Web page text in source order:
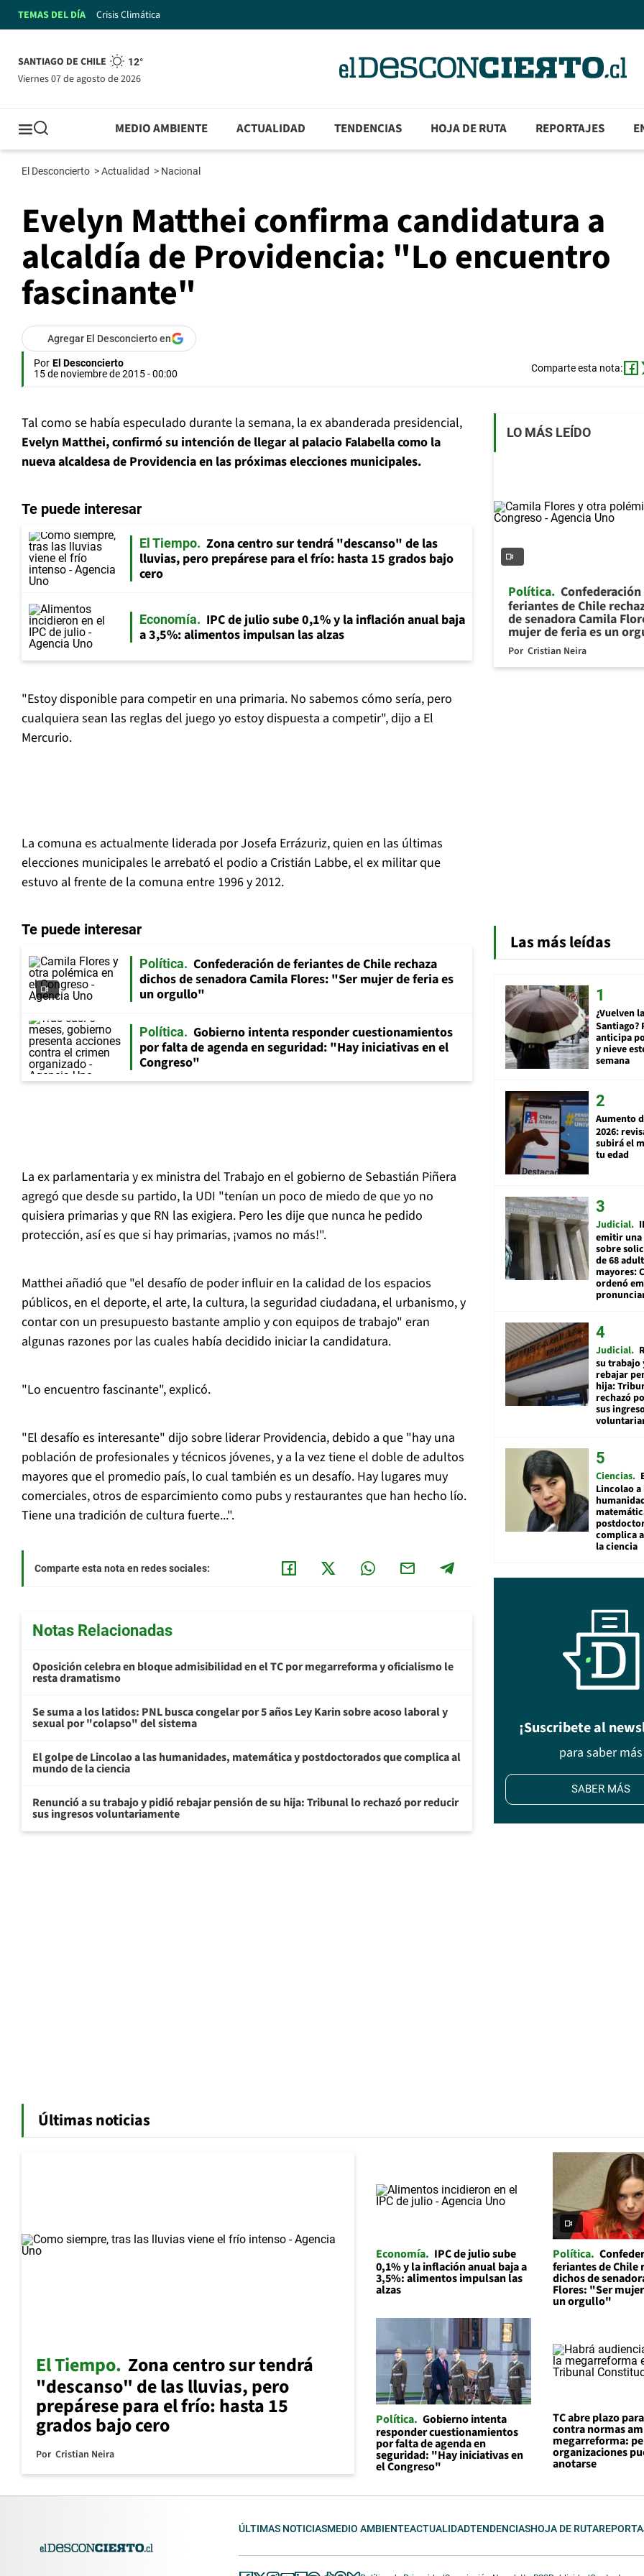
TEMAS DEL DÍA Crisis Climática
SANTIAGO DE CHILE 12°
viernes 07 de agosto de 2026
MEDIO AMBIENTE ACTUALIDAD TENDENCIAS HOJA DE RUTA REPORTAJES
El Desconcierto >Actualidad > Nacional
Evelyn Matthei confirma candidatura a
alcaldía de Providencia: "Lo encuentro
fascinante"
Agregar El Desconcierto en
Por El Desconcierto
15 de noviembre de 2015 - 00:00
Comparte esta nota:
Tal como se había especulado durante la semana, la ex abanderada presidencial,
Evelyn Matthei, confirmó su intención de llegar al palacio Falabella como la
nueva alcaldesa de Providencia en las próximas elecciones municipales.
Te puede interesar
El Tiempo
Zona centro sur tendrá "descanso" de las
lluvias, pero prepárese para el frío: hasta 15 grados bajo
cero
Economía
IPC de julio sube 0,1% y la inflación anual baja
a 3,5%: alimentos impulsan las alzas
"Estoy disponible para competir en una primaria. No sabemos cómo sería, pero
cualquiera sean las reglas del juego yo estoy dispuesta a competir", dijo a El
Mercurio.
La comuna es actualmente liderada por Josefa Errázuriz, quien en las últimas
elecciones municipales le arrebató el podio a Cristián Labbe, el ex militar que
estuvo al frente de la comuna entre 1996 y 2012.
Te puede interesar
Política
Confederación de feriantes de Chile rechaza
dichos de senadora Camila Flores: "Ser mujer de feria es
un orgullo"
Política
Gobierno intenta responder cuestionamientos
por falta de agenda en seguridad: "Hay iniciativas en el
Congreso"
La ex parlamentaria y ex ministra del Trabajo en el gobierno de Sebastián Piñera
agregó que desde su partido, la UDI "tenían un poco de miedo de que yo no
quisiera primarias y que RN las exigiera. Pero les dije que nunca he pedido
protección, así es que si hay primarias, ¡vamos no más!".
Matthei añadió que "el desafío de poder influir en la calidad de los espacios
públicos, en el deporte, el arte, la cultura, la seguridad ciudadana, el urbanismo, y
contar con un presupuesto bastante amplio y con equipos de trabajo" eran
algunas razones por las cuales había decidido iniciar la candidatura.
"Lo encuentro fascinante", explicó.
"El desafío es interesante" dijo sobre liderar Providencia, debido a que "hay una
población de profesionales y técnicos jóvenes, y a la vez tiene el doble de adultos
mayores que el promedio país, lo cual también es un desafío. Hay lugares muy
comerciales, otros de esparcimiento como pubs y restaurantes que han hecho lío.
Tiene una tradición de cultura fuerte...".
Comparte esta nota en redes sociales:
Notas Relacionadas
Oposición celebra en bloque admisibilidad en el TC por megarreforma y oficialismo le
resta dramatismo
Se suma a los latidos: PNL busca congelar por 5 años Ley Karin sobre acoso laboral y
sexual por "colapso" del sistema
El golpe de Lincolao a las humanidades, matemática y postdoctorados que complica al
mundo de la ciencia
Renunció a su trabajo y pidió rebajar pensión de su hija: Tribunal lo rechazó por reducir
sus ingresos voluntariamente
LO MÁS LEÍDO
Política Confederación
feriantes de Chile
de senadora Camila
mujer de feria es un
Por Cristian Neira
Las más leídas
¿Vuelven
Santiago?
anticipa
y nieve
semana
Aumento
2026:
subirá el
tu edad
Judicial
emitir
sobre
de 68
mayores:
ordenó
Judicial
su trabajo
rebajar
hija:
rechazó
sus
Ciencias
Lincolao a
complica
la ciencia
¡Suscribete al
para saber más
SABER MÁS
Últimas noticias
El Tiempo Zona centro sur tendrá
"descanso" de las lluvias, pero
prepárese para el frío: hasta 15
grados bajo cero
Por Cristian Neira
Economía
IPC de julio sube
0,1% y la inflación anual baja a
3,5%: alimentos impulsan las
alzas
Política
feriantes de Chile
dichos de
Flores: "Ser
un orgullo"
Política Gobierno intenta
responder cuestionamientos
por falta de agenda en
seguridad: "Hay iniciativas en
el Congreso"
TC abre plazo
contra normas
megarreforma:
organizaciones
anotarse
ÚLTIMAS NOTICIASMEDIO AMBIENTEACTUALIDADTENDENCIASHOJA DE RUTA